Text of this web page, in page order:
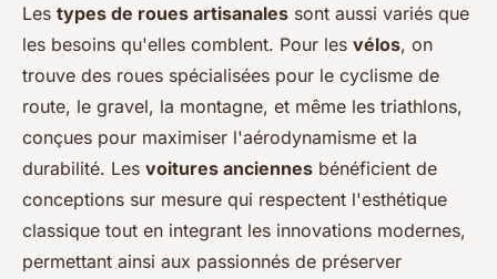
Les types de roues artisanales sont aussi variés que
les besoins qu'elles comblent. Pour les vélos, on
trouve des roues spécialisées pour le cyclisme de
route, le gravel, la montagne, et même les triathlons,
conçues pour maximiser l'aérodynamisme et la
durabilité. Les voitures anciennes bénéficient de
conceptions sur mesure qui respectent l'esthétique
classique tout en integrant les innovations modernes,
permettant ainsi aux passionnés de préserver